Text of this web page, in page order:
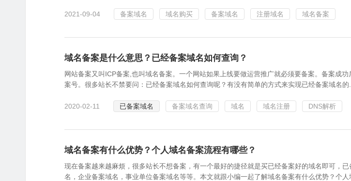
2021-09-04 备案域名 域名购买 备案域名 注册域名 域名备案
域名备案是什么意思？已经备案域名如何查询？
网站备案又叫ICP备案,也叫域名备案。一个网站如果上线要做运营推广就必须要备案。备案成
案号。很多站长不禁要问：已经备案域名如何查询呢？有没有简单的方式来实现已经备案域名的...
2020-02-11 已备案域名 备案域名查询 域名 域名注册 DNS解析
域名备案有什么优势？个人域名备案流程有哪些？
现在备案越来越麻烦，很多站长不想备案，有一个最好的捷径就是买已经备案好的域名即可，
名，企业备案域名，事业单位备案域名等等。本文就跟小编一起了解域名备案有什么优势？个人